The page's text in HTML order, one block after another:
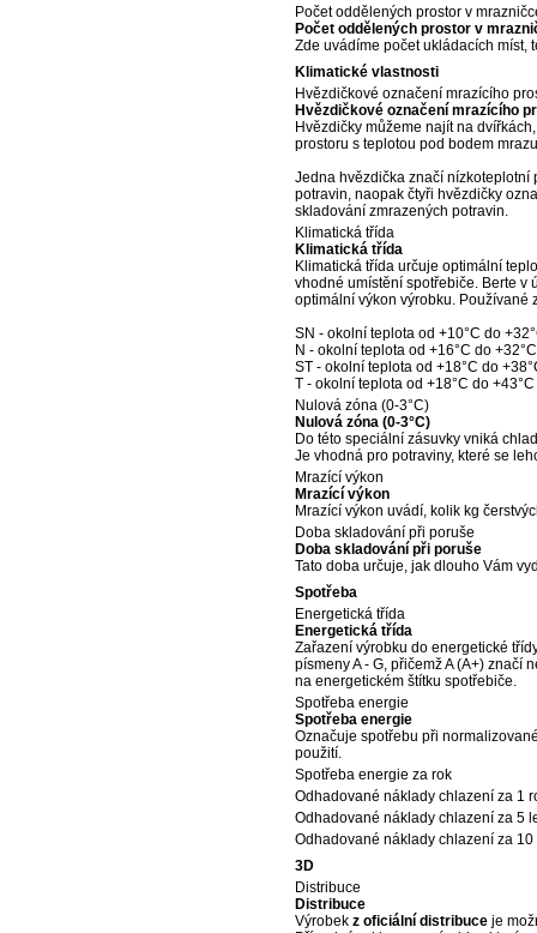
Počet oddělených prostor v
Počet oddělených prostor v
Zde uvádíme počet ukládacích míst,
Klimatické vlastnosti
Hvězdičkové označení mrazícího
Hvězdičkové označení mrazícího
Hvězdičky můžeme najít na
prostoru s teplotou pod bodem
Jedna hvězdička značí nízkoteplotní
potravin, naopak čtyři hvězdičky
skladování zmrazených potravin.
Klimatická třída
Klimatická třída
Klimatická třída určuje optimální
vhodné umístění spotřebiče. Berte v
optimální výkon výrobku. Používané
SN - okolní teplota od +10°C do
N - okolní teplota od +16°C do +32°C
ST - okolní teplota od +18°C do
T - okolní teplota od +18°C do +43°C
Nulová zóna (0-3°C)
Nulová zóna (0-3°C)
Do této speciální zásuvky vniká
Je vhodná pro potraviny, které se
Mrazící výkon
Mrazící výkon
Mrazící výkon uvádí, kolik kg
Doba skladování při poruše
Doba skladování při poruše
Tato doba určuje, jak dlouho Vám
Spotřeba
Energetická třída
Energetická třída
Zařazení výrobku do energetické
písmeny A - G, přičemž A (A+) značí
na energetickém štítku spotřebiče.
Spotřeba energie
Spotřeba energie
Označuje spotřebu při
použití.
Spotřeba energie za rok
Odhadované náklady chlazení za 1
Odhadované náklady chlazení za 5
Odhadované náklady chlazení za 10
3D
Distribuce
Distribuce
Výrobek z oficiální distribuce je